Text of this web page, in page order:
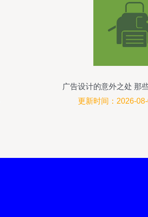
广告设计的意外之处 那
杰作
更新时间：2026-